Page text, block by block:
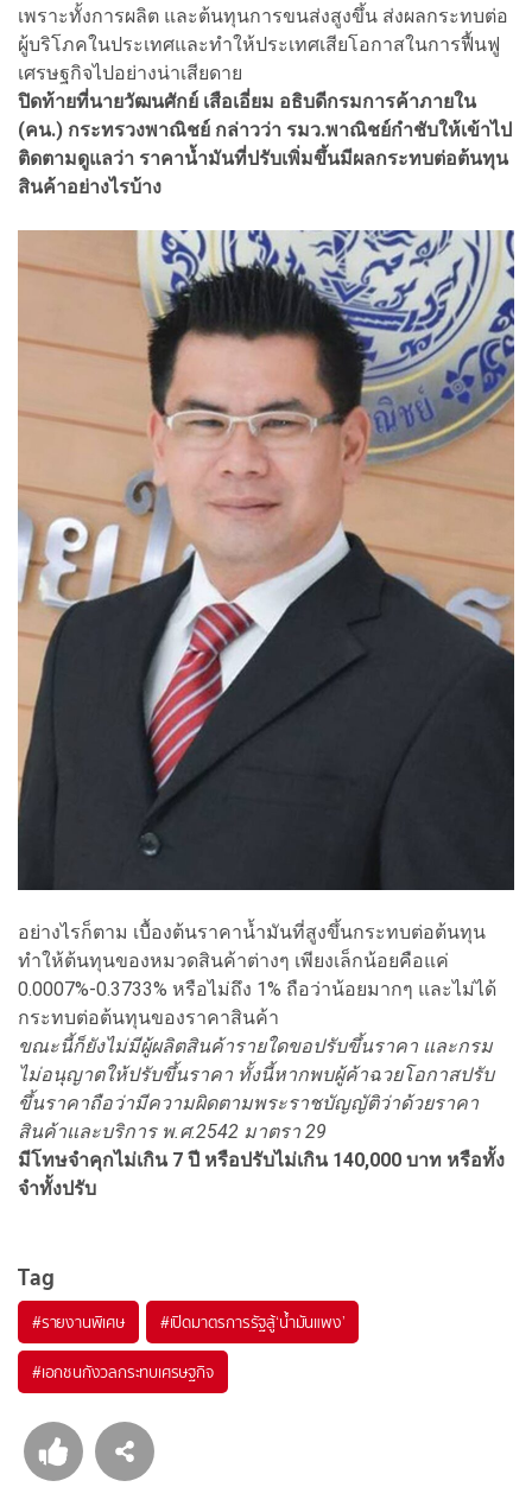
เพราะทั้งการผลิต และต้นทุนการขนส่งสูงขึ้น ส่งผลกระทบต่อ
ผู้บริโภคในประเทศและทำให้ประเทศเสียโอกาสในการฟื้นฟู
เศรษฐกิจไปอย่างน่าเสียดาย
ปิดท้ายที่นายวัฒนศักย์ เสือเอี่ยม อธิบดีกรมการค้าภายใน
(คน.) กระทรวงพาณิชย์ กล่าวว่า รมว.พาณิชย์กำชับให้เข้าไป
ติดตามดูแลว่า ราคาน้ำมันที่ปรับเพิ่มขึ้นมีผลกระทบต่อต้นทุน
สินค้าอย่างไรบ้าง
อย่างไรก็ตาม เบื้องต้นราคาน้ำมันที่สูงขึ้นกระทบต่อต้นทุน
ทำให้ต้นทุนของหมวดสินค้าต่างๆ เพียงเล็กน้อยคือแค่
0.0007%-0.3733% หรือไม่ถึง 1% ถือว่าน้อยมากๆ และไม่ได้
กระทบต่อต้นทุนของราคาสินค้า
ขณะนี้ก็ยังไม่มีผู้ผลิตสินค้ารายใดขอปรับขึ้นราคา และกรม
ไม่อนุญาตให้ปรับขึ้นราคา ทั้งนี้หากพบผู้ค้าฉวยโอกาสปรับ
ขึ้นราคาถือว่ามีความผิดตามพระราชบัญญัติว่าด้วยราคา
สินค้าและบริการ พ.ศ.2542 มาตรา 29
มีโทษจำคุกไม่เกิน 7 ปี หรือปรับไม่เกิน 140,000 บาท หรือทั้ง
จำทั้งปรับ
Tag
#รายงานพิเศษ #เปิดมาตรการรัฐสู้‘น้ำมันแพง’
#เอกชนกังวลกระทบเศรษฐกิจ